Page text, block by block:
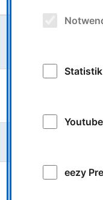
Busverkehr in
Statistik
eezy